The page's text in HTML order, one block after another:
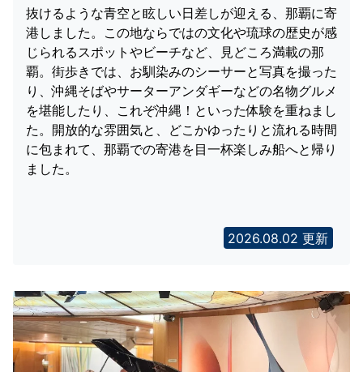
抜けるような青空と眩しい日差しが迎える、那覇に寄
港しました。この地ならではの文化や琉球の歴史が感
じられるスポットやビーチなど、見どころ満載の那
覇。街歩きでは、お馴染みのシーサーと写真を撮った
り、沖縄そばやサーターアンダギーなどの名物グルメ
を堪能したり、これぞ沖縄！といった体験を重ねまし
た。開放的な雰囲気と、どこかゆったりと流れる時間
に包まれて、那覇での寄港を目一杯楽しみ船へと帰り
ました。
2026.08.02 更新